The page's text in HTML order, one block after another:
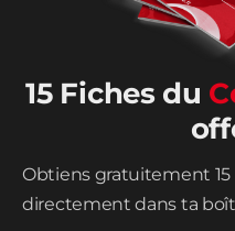
15 Fiches du
Obtiens gratuitement 15
directement dans ta